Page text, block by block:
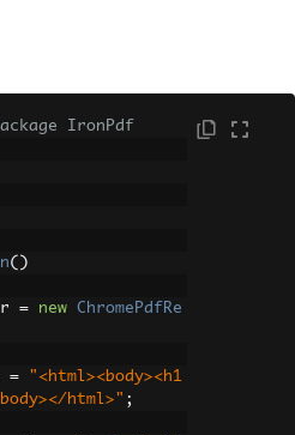
pdfReactor
IronPdf
()
= new
ChromePdfRe
=
"<html><body><h1
html>" ;